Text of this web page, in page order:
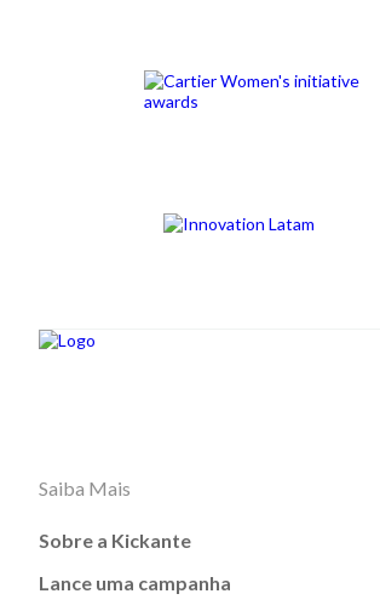
Saiba Mais
Sobre a Kickante
Lance uma campanha